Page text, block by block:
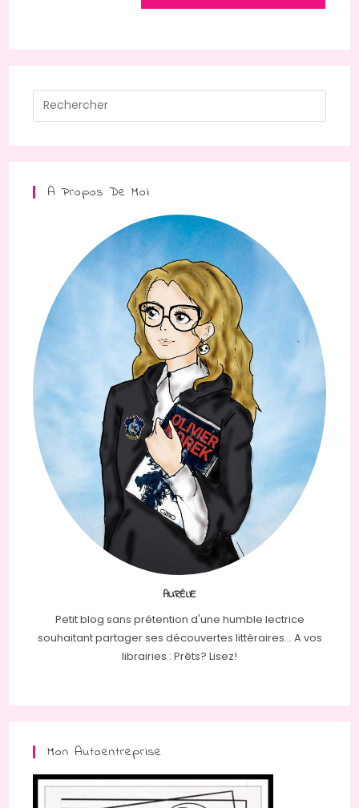
A Propos De Moi
AURÉLIE
Petit blog sans prétention d'une humble lectrice
souhaitant partager ses découvertes littéraires... A vos
librairies : Prêts? Lisez!
Mon Autoentreprise